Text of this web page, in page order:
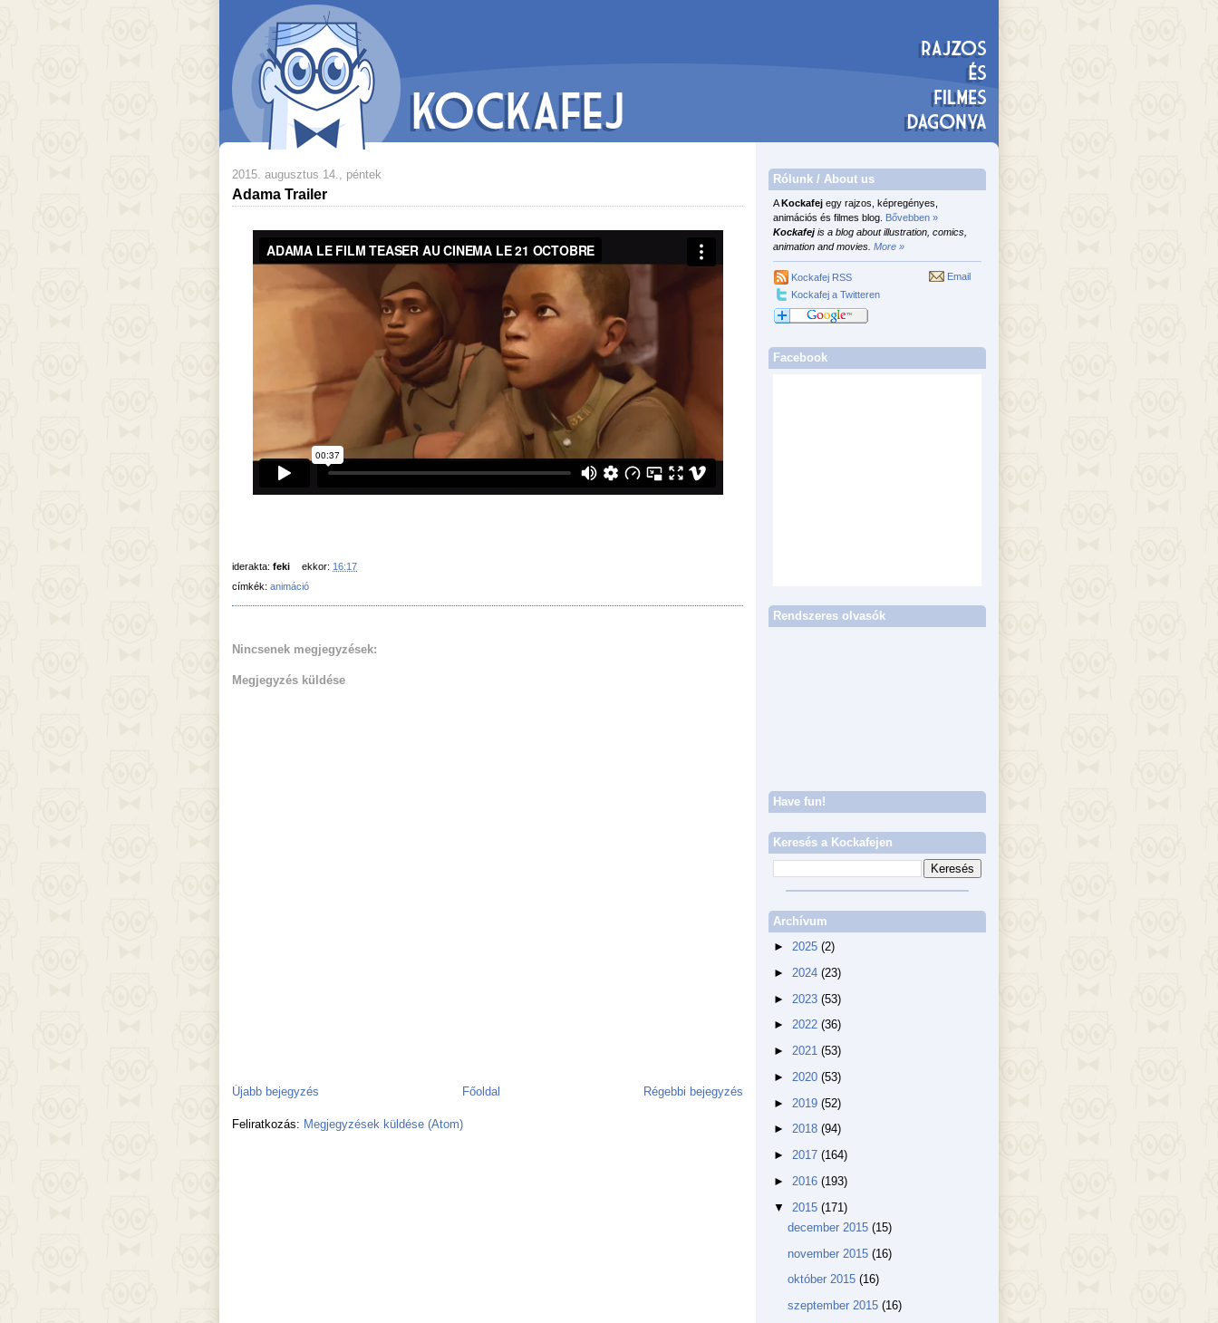
2015. augusztus 14., péntek
Adama Trailer
iderakta: feki ekkor: 16:17
címkék: animáció
Nincsenek megjegyzések:
Megjegyzés küldése
Újabb bejegyzés Régebbi bejegyzés
Főoldal
Feliratkozás: Megjegyzések küldése (Atom)
Rólunk / About us
AKockafej egy rajzos, képregényes,
animációs és filmes blog. Bővebben »
Kockafejis a blog about illustration, comics,
animation and movies. More »
Kockafej RSS
Kockafej a Twitteren
Email
Facebook
Rendszeres olvasók
Have fun!
Keresés a Kockafejen
Archívum
► 2025 (2)
► 2024 (23)
► 2023 (53)
► 2022 (36)
► 2021 (53)
► 2020 (53)
► 2019 (52)
► 2018 (94)
► 2017 (164)
► 2016 (193)
▼ 2015 (171)
december 2015 (15)
november 2015 (16)
október 2015 (16)
szeptember 2015 (16)